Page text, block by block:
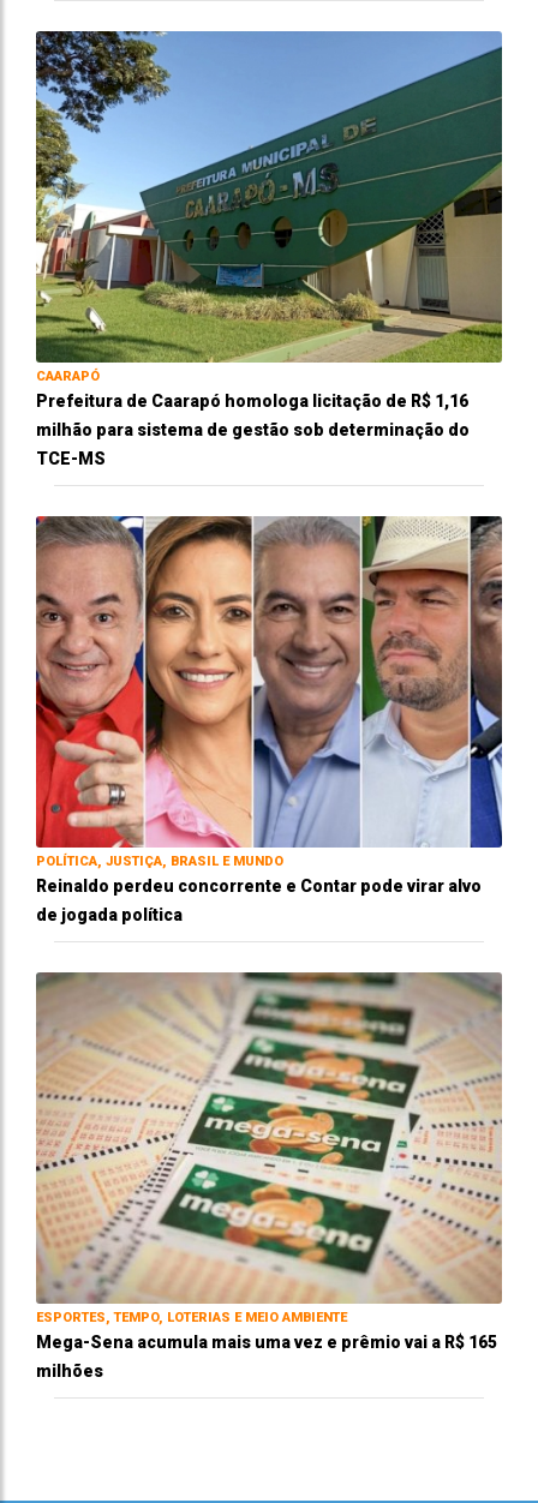
CAARAPÓ
Prefeitura de Caarapó homologa licitação de R$ 1,16
milhão para sistema de gestão sob determinação do
TCE-MS
POLÍTICA, JUSTIÇA, BRASIL E MUNDO
Reinaldo perdeu concorrente e Contar pode virar alvo
de jogada política
ESPORTES, TEMPO, LOTERIAS E MEIO AMBIENTE
Mega-Sena acumula mais uma vez e prêmio vai a R$ 165
milhões